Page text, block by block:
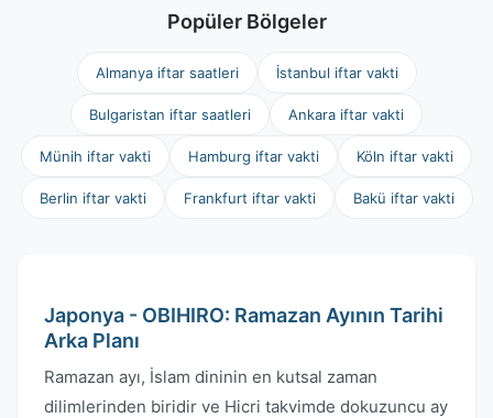
Popüler Bölgeler
Almanya iftar saatleri İstanbul iftar vakti
Bulgaristan iftar saatleri Ankara iftar vakti
Münih iftar vakti Hamburg iftar vakti Köln iftar vakti
Berlin iftar vakti Frankfurt iftar vakti Bakü iftar vakti
Japonya - OBIHIRO: Ramazan Ayının Tarihi
Arka Planı
Ramazan ayı, İslam dininin en kutsal zaman
dilimlerinden biridir ve Hicri takvimde dokuzuncu ay